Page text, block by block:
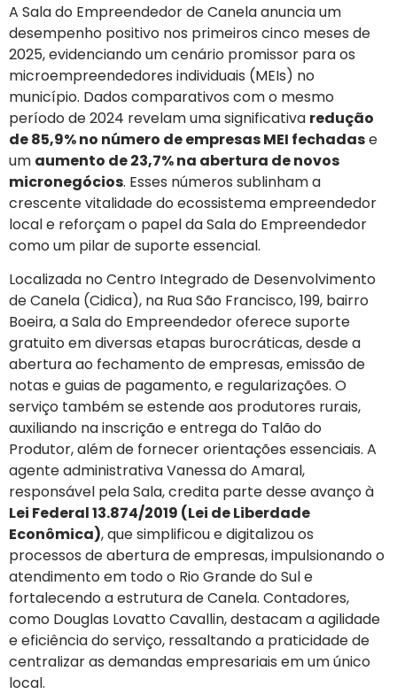
A Sala do Empreendedor de Canela anuncia um
desempenho positivo nos primeiros cinco meses de
2025, evidenciando um cenário promissor para os
microempreendedores individuais (MEIs) no
município. Dados comparativos com o mesmo
período de 2024 revelam uma significativa redução
de 85,9% no número de empresas MEI fechadase
um aumento de 23,7% na abertura de novos
micronegócios. Esses números sublinham a
crescente vitalidade do ecossistema empreendedor
local e reforçam o papel da Sala do Empreendedor
como um pilar de suporte essencial.
Localizada no Centro Integrado de Desenvolvimento
de Canela (Cidica), na Rua São Francisco, 199, bairro
Boeira, a Sala do Empreendedor oferece suporte
gratuito em diversas etapas burocráticas, desde a
abertura ao fechamento de empresas, emissão de
notas e guias de pagamento, e regularizações. O
serviço também se estende aos produtores rurais,
auxiliando na inscrição e entrega do Talão do
Produtor, além de fornecer orientações essenciais. A
agente administrativa Vanessa do Amaral,
responsável pela Sala, credita parte desse avanço à
Lei Federal 13.874/2019 (Lei de Liberdade
Econômica), que simplificou e digitalizou os
processos de abertura de empresas, impulsionando o
atendimento em todo o Rio Grande do Sul e
fortalecendo a estrutura de Canela. Contadores,
como Douglas Lovatto Cavallin, destacam a agilidade
e eficiência do serviço, ressaltando a praticidade de
centralizar as demandas empresariais em um único
local.